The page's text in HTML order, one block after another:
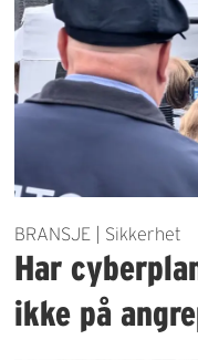
BRANSJE | Sikkerhet
Har
ikke på